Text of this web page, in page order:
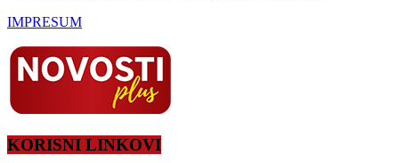
IMPRESUM
KORISNI LINKOVI